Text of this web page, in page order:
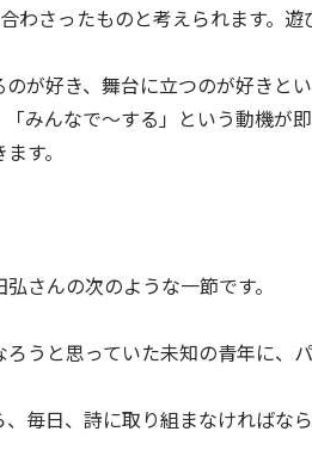
わさったものと考えられます。遊
が好き、舞台に立つのが好きと
みんなで～する」という動機が
す。
さんの次のような一節です。
と思っていた未知の青年に、パ
毎日、詩に取り組まなければなら